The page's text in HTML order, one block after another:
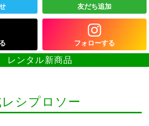
友だち追加
フォローする
レンタル新商品
シプロソー